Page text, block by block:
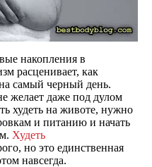
накопления в
расценивает, как
самый черный день.
желает даже под дулом
худеть на животе, нужно
и питанию и начать
Худеть
но это единственная
навсегда.